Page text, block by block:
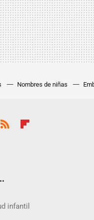
Nombres de niñas
infantil